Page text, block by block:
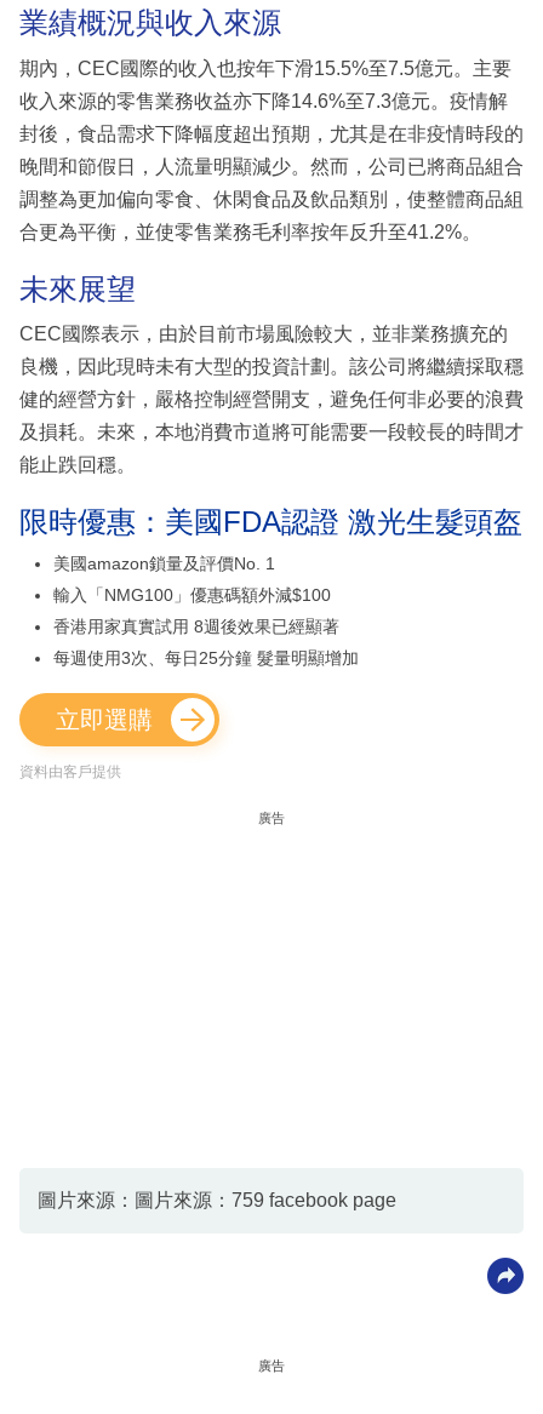
業績概況與收入來源
期內，CEC國際的收入也按年下滑15.5%至7.5億元。主要
收入來源的零售業務收益亦下降14.6%至7.3億元。疫情解
封後，食品需求下降幅度超出預期，尤其是在非疫情時段的
晚間和節假日，人流量明顯減少。然而，公司已將商品組合
調整為更加偏向零食、休閑食品及飲品類別，使整體商品組
合更為平衡，並使零售業務毛利率按年反升至41.2%。
未來展望
CEC國際表示，由於目前市場風險較大，並非業務擴充的
良機，因此現時未有大型的投資計劃。該公司將繼續採取穩
健的經營方針，嚴格控制經營開支，避免任何非必要的浪費
及損耗。未來，本地消費市道將可能需要一段較長的時間才
能止跌回穩。
限時優惠：美國FDA認證 激光生髮頭盔
美國amazon鎖量及評價No. 1
輸入「NMG100」優惠碼額外減$100
香港用家真實試用 8週後效果已經顯著
每週使用3次、每日25分鐘 髮量明顯增加
立即選購
資料由客戶提供
廣告
圖片來源：圖片來源：759 facebook page
廣告